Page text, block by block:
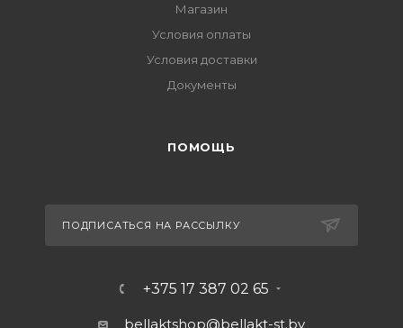
Магазин
Условия оплаты
Условия доставки
Документы
ПОМОЩЬ
ПОДПИСАТЬСЯ НА РАССЫЛКУ
+375 17 387 02 65
bellaktshop@bellakt-st.by